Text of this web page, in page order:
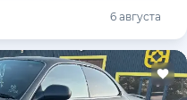
6 августа